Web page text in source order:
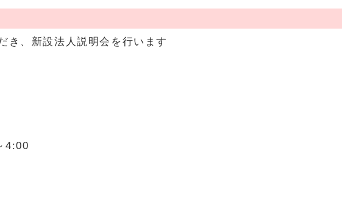
き、新設法人説明会を行います
4:00